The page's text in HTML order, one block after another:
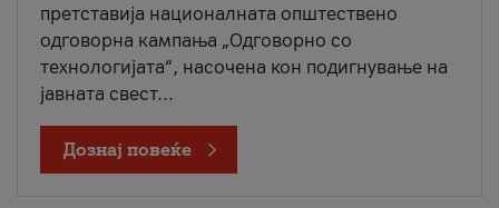
претставија националната општествено
одговорна кампања „Одговорно со
технологијата“, насочена кон подигнување на
јавната свест...
Дознај повеќе